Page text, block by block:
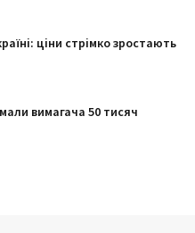
ціни стрімко зростають
вимагача 50 тисяч